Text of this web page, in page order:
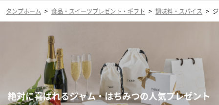
タンプホーム > 食品・スイーツプレゼント・ギフト > 調味料・スパイス >
絶対に喜ばれるジャム・はちみつの人気プレゼント